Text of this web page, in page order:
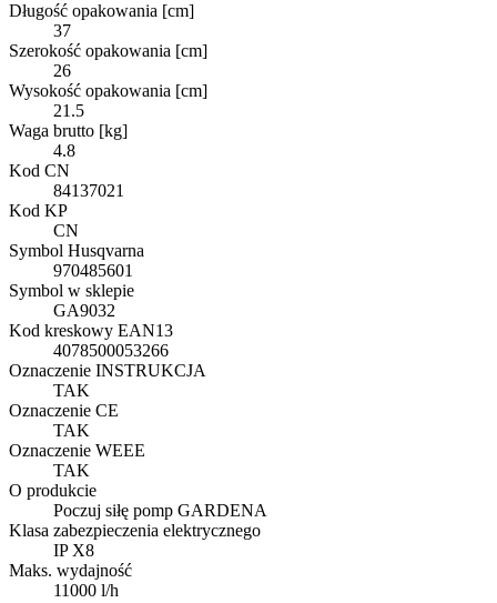
Długość opakowania [cm]
37
Szerokość opakowania [cm]
26
Wysokość opakowania [cm]
21.5
Waga brutto [kg]
4.8
Kod CN
84137021
Kod KP
CN
Symbol Husqvarna
970485601
Symbol w sklepie
GA9032
Kod kreskowy EAN13
4078500053266
Oznaczenie INSTRUKCJA
TAK
Oznaczenie CE
TAK
Oznaczenie WEEE
TAK
O produkcie
Poczuj siłę pomp GARDENA
Klasa zabezpieczenia elektrycznego
IP X8
Maks. wydajność
11000 l/h